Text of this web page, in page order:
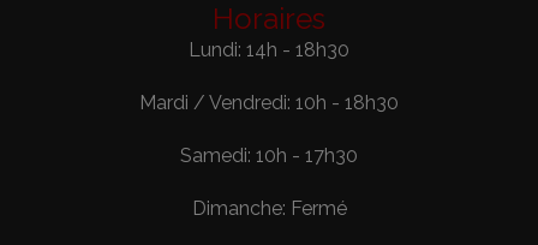
Horaires
Lundi: 14h - 18h30
Mardi / Vendredi: 10h - 18h30
Samedi: 10h - 17h30
Dimanche: Fermé